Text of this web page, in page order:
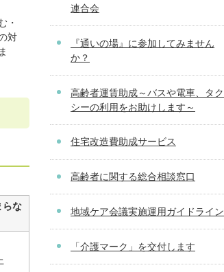
・
対
らな
連合会
『通いの場』に参加してみません
か？
高齢者運賃助成～バスや電車、タク
シーの利用をお助けします～
住宅改造費助成サービス
高齢者に関する総合相談窓口
地域ケア会議実施運用ガイドライン
「介護マーク」を交付します